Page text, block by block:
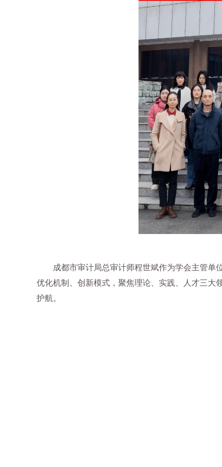
成都市审计局总审计师程世斌作为学会主管
优化机制、创新模式，聚焦理论、实践、人才三
护航。
文
一
二审